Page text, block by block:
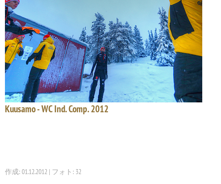
Kuusamo - WC Ind. Comp. 2012
作成: 01.12.2012 | フォト: 32